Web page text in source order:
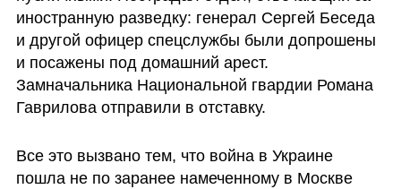
иностранную разведку: генерал Сергей Беседа
и другой офицер спецслужбы были допрошены
и посажены под домашний арест.
Замначальника Национальной гвардии Романа
Гаврилова отправили в отставку.
Все это вызвано тем, что война в Украине
пошла не по заранее намеченному в Москве